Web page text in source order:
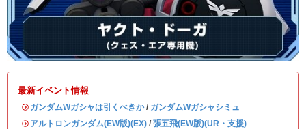
最新イベント情報
・ ガンダムWガシャは引くべきか/ ガンダムWガシャシミュ
・ アルトロンガンダム(EW版)(EX) / 張五飛(EW版)(UR・支援)